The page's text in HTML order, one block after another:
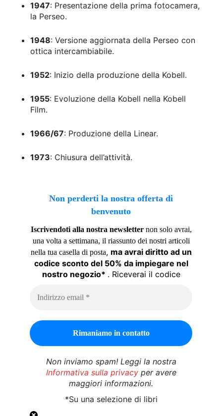
1947: Presentazione della prima fotocamera,
la Perseo.
1948: Versione aggiornata della Perseo con
ottica intercambiabile.
1952: Inizio della produzione della Kobell.
1955: Evoluzione della Kobell nella Kobell
Film.
1966/67: Produzione della Linear.
1973: Chiusura dell’attività.
Non perderti la nostra offerta di
benvenuto
Iscrivendoti alla nostra newsletternon solo avrai,
una volta a settimana, il riassunto dei nostri articoli
nella tua casella di posta, ma avrai diritto ad un
codice sconto del 50% da impiegare nel
nostro negozio* . Riceverai il codice
Non inviamo spam! Leggi la nostra
Informativa sulla privacyper avere
maggiori informazioni.
*Su una selezione di libri